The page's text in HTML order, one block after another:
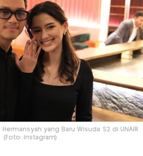
Hermansyah yang Baru Wisuda S2 di UNAIR
(Foto: Instagram)